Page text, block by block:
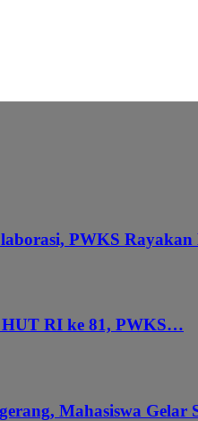
PWKS
RI ke 81, PWKS…
Mahasiswa Gelar